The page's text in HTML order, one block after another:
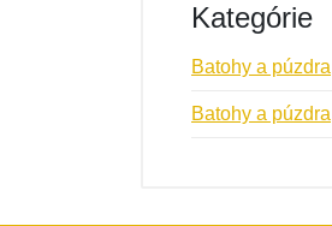
Kategórie
Batohy a púzdra
Batohy a púzdra